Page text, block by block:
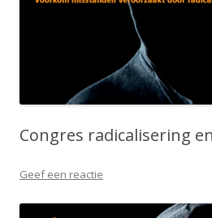
Congres radicalisering
Geef een reactie